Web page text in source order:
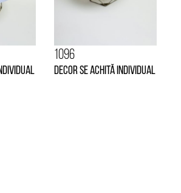
1096
Decor se achită individual